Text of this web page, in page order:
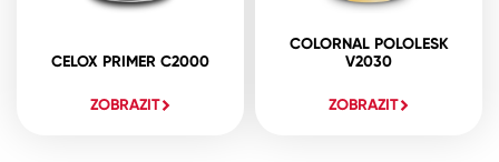
CELOX PRIMER C2000
ZOBRAZIT
COLORNAL POLOLESK
V2030
ZOBRAZIT